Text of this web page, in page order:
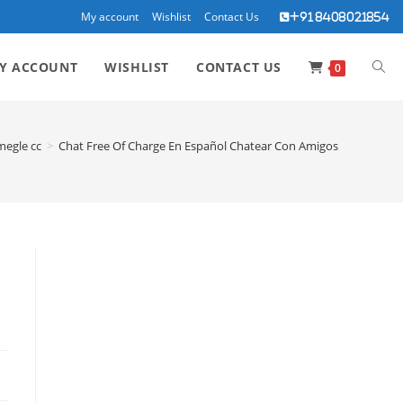
My account Wishlist Contact Us +91 8408021854
ACCOUNT WISHLIST CONTACT US 0
cc > Chat Free Of Charge En Español Chatear Con Amigos